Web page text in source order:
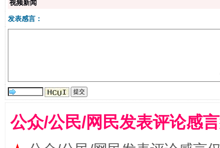
视频新闻
发表感言：
公众/公民/网民发表评论感